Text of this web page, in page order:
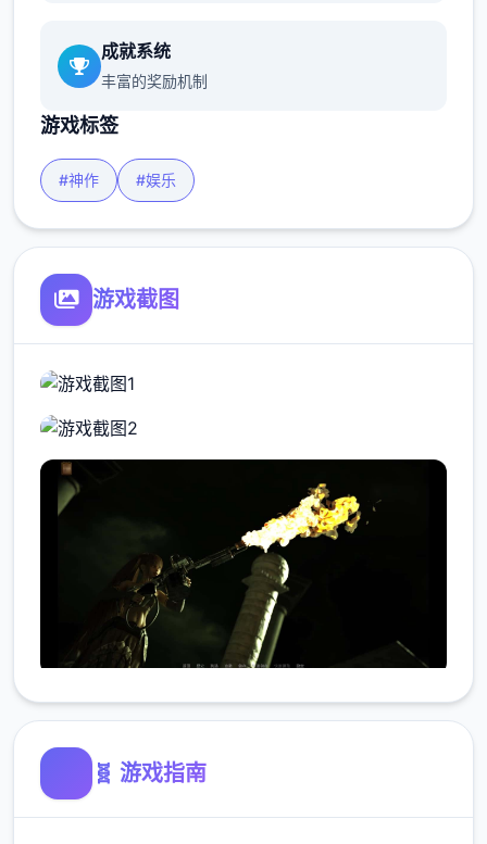
成就系统
丰富的奖励机制
游戏标签
#神作 #娱乐
游戏截图
🧬 游戏指南